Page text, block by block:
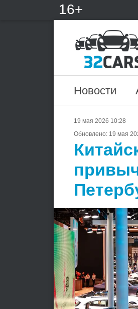
16+
Новости
19 мая 2026 10:28
Обновлено: 19 мая